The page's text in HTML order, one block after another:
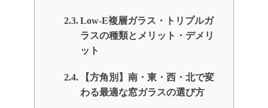
Low-E複層ガラス・トリプルガ
ラスの種類とメリット・デメリ
ット
【方角別】南・東・西・北で変
わる最適な窓ガラスの選び方